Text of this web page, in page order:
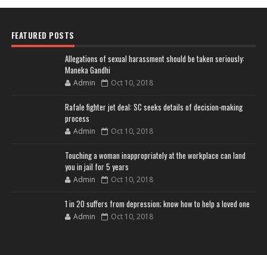
FEATURED POSTS
Allegations of sexual harassment should be taken seriously:
Maneka Gandhi
Admin Oct 10, 2018
Rafale fighter jet deal: SC seeks details of decision-making
process
Admin Oct 10, 2018
Touching a woman inappropriately at the workplace can land
you in jail for 5 years
Admin Oct 10, 2018
1 in 20 suffers from depression; know how to help a loved one
Admin Oct 10, 2018